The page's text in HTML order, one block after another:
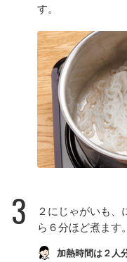
す。
3
２にじゃがいも
ら６分ほど煮ます。
加熱時間は２人